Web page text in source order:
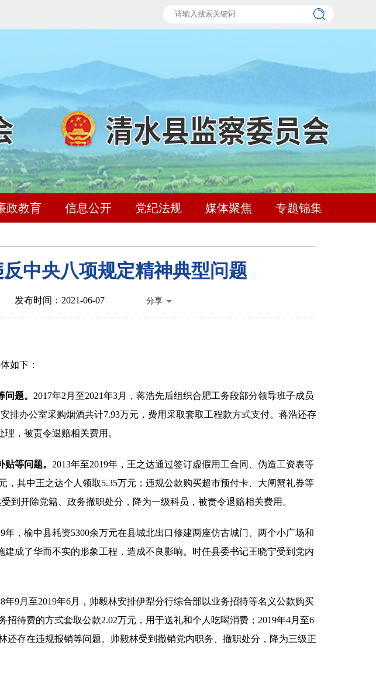
政教育 信息公开 党纪法规 媒体聚焦 专题锦集
中央八项规定精神典型问题
发布时间：2021-06-07 分享
如下：
题。 2017年2月至2021年3月，蒋浩先后组织合肥工务段部分领导班子成员
排办公室采购烟酒共计7.93万元，费用采取套取工程款方式支付。蒋浩还存
，被责令退赔相关费用。
等问题。 2013年至2019年，王之达通过签订虚假用工合同、伪造工资表等
其中王之达个人领取5.35万元；违规公款购买超市预付卡、大闸蟹礼券等
到开除党籍、政务撤职处分，降为一级科员，被责令退赔相关费用。
年，榆中县耗资5300余万元在县城北出口修建两座仿古城门、两个小广场和
成了华而不实的形象工程，造成不良影响。时任县委书记王晓宁受到党内
年9月至2019年6月，帅毅林安排伊犁分行综合部以业务招待等名义公款购买
待费的方式套取公款2.02万元，用于送礼和个人吃喝消费；2019年4月至6
还存在违规报销等问题。帅毅林受到撤销党内职务、撤职处分，降为三级正